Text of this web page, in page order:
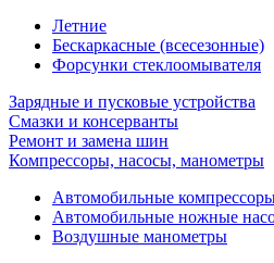
Летние
Бескаркасные (всесезонные)
Форсунки стеклоомывателя
Зарядные и пусковые устройства
Смазки и консерванты
Ремонт и замена шин
Компрессоры, насосы, манометры
Автомобильные
Автомобильные ножные
Воздушные манометры